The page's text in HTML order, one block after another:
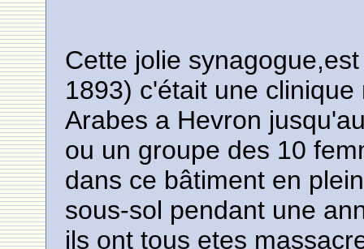
Cette jolie
1893) c'était une
Arabes a Hevron
ou un groupe des 10
dans ce bâtiment en
sous-sol pendant une
ils ont tous etes